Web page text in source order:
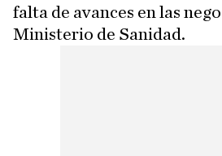
falta de avances en las
Ministerio de Sanidad.